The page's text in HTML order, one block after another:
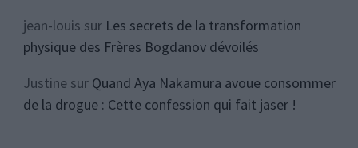
jean-louis sur Les secrets de la transformation
physique des Frères Bogdanov dévoilés
Justinesur Quand Aya Nakamura avoue consommer
de la drogue : Cette confession qui fait jaser !